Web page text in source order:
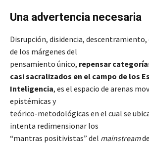
Una advertencia necesaria
Disrupción, disidencia,
de los márgenes del
pensamiento único, repensar
casi sacralizados en el campo de los
Inteligencia, es el espacio de arenas
epistémicas y
teórico-metodológicas en el cual se
intenta redimensionar los
“mantras positivistas” del mainstream